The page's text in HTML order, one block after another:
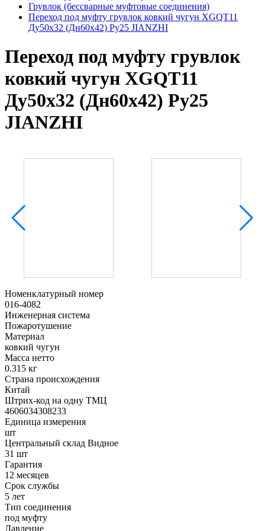
Грувлок (бессварные муфтовые соединения)
Переход под муфту грувлок ковкий чугун XGQT11
Ду50х32 (Дн60х42) Ру25 JIANZHI
Переход под муфту грувлок
ковкий чугун XGQT11
Ду50х32 (Дн60х42) Ру25
JIANZHI
Номенклатурный номер
016-4082
Инженерная система
Пожаротушение
Материал
ковкий чугун
Масса нетто
0.315 кг
Страна происхождения
Китай
Штрих-код на одну ТМЦ
4606034308233
Единица измерения
шт
Центральный склад Видное
31 шт
Гарантия
12 месяцев
Срок службы
5 лет
Тип соединения
под муфту
Давление